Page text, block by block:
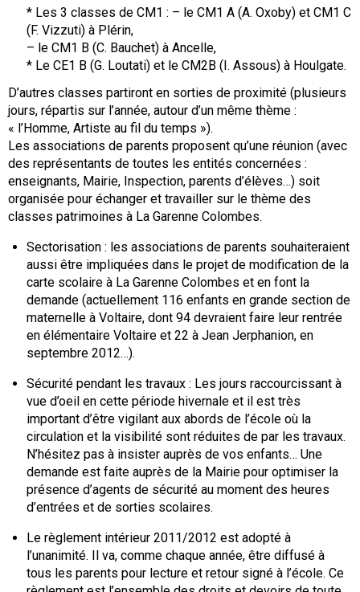
* Les 3 classes de CM1 : – le CM1 A (A. Oxoby) et CM1 C
(F. Vizzuti) à Plérin,
– le CM1 B (C. Bauchet) à Ancelle,
* Le CE1 B (G. Loutati) et le CM2B (I. Assous) à Houlgate.
D’autres classes partiront en sorties de proximité (plusieurs
jours, répartis sur l’année, autour d’un même thème :
« l’Homme, Artiste au fil du temps »).
Les associations de parents proposent qu’une réunion (avec
des représentants de toutes les entités concernées :
enseignants, Mairie, Inspection, parents d’élèves…) soit
organisée pour échanger et travailler sur le thème des
classes patrimoines à La Garenne Colombes.
Sectorisation : les associations de parents souhaiteraient
aussi être impliquées dans le projet de modification de la
carte scolaire à La Garenne Colombes et en font la
demande (actuellement 116 enfants en grande section de
maternelle à Voltaire, dont 94 devraient faire leur rentrée
en élémentaire Voltaire et 22 à Jean Jerphanion, en
septembre 2012…).
Sécurité pendant les travaux : Les jours raccourcissant à
vue d’oeil en cette période hivernale et il est très
important d’être vigilant aux abords de l’école où la
circulation et la visibilité sont réduites de par les travaux.
N’hésitez pas à insister auprès de vos enfants… Une
demande est faite auprès de la Mairie pour optimiser la
présence d’agents de sécurité au moment des heures
d’entrées et de sorties scolaires.
Le règlement intérieur 2011/2012 est adopté à
l’unanimité. Il va, comme chaque année, être diffusé à
tous les parents pour lecture et retour signé à l’école. Ce